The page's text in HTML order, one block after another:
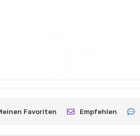
Favoriten Empfehlen